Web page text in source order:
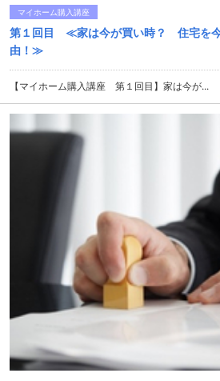
マイホーム購入講座
第１回目 ≪家は今が買い時？ 住宅を今
由！≫
【マイホーム購入講座 第１回目】家は今が...